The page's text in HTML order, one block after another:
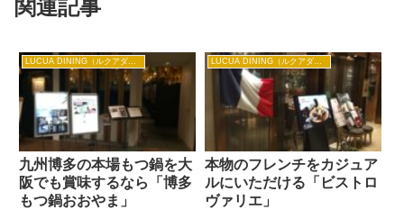
関連記事
LUCUA DINING（ルクアダイニング）
九州博多の本場もつ鍋を大
阪でも賞味するなら「博多
もつ鍋おおやま」
LUCUA DINING（ルクアダイニング）
本物のフレンチをカジュア
ルにいただける「ビストロ
ヴァリエ」